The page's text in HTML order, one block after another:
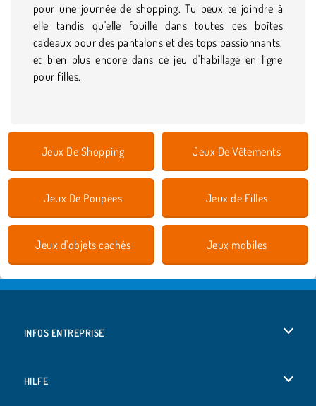
pour une journée de shopping. Tu peux te joindre à
elle tandis qu'elle fouille dans toutes ces boîtes
cadeaux pour des pantalons et des tops passionnants,
et bien plus encore dans ce jeu d'habillage en ligne
pour filles.
Jeux De Shopping Jeux De Vêtements
Jeux De Poupées Jeux de Filles
Jeux d'objets cachés Jeux mobiles
INFOS ENTREPRISE
HILFE